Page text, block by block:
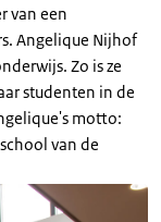
van een
Angelique Nijhof
Zo is ze
studenten in de
motto:
van de